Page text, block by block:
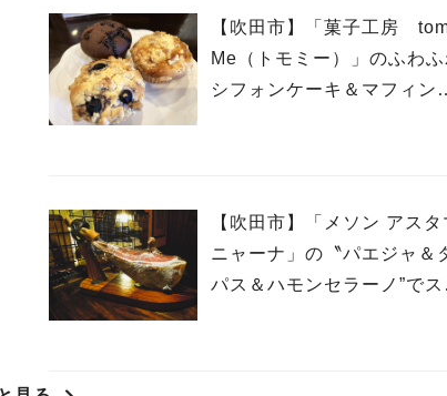
【吹田市】「菓子工房
Me（トモミー）」のふわ
シフォンケーキ＆マフィン
【吹田市】「メソン アスタ
ニャーナ」の〝パエジャ＆
パス＆ハモンセラーノ”で